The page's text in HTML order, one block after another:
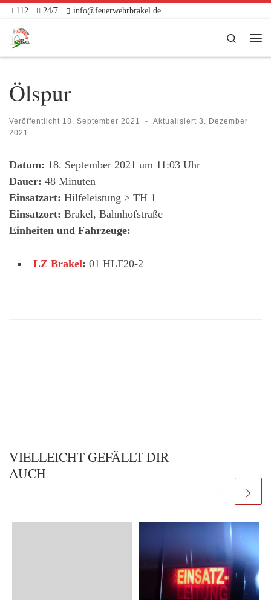
Zum Inhalt springen
112 24/7 info@feuerwehrbrakel.de
Search
Ölspur
Veröffentlicht 18. September 2021 - Aktualisiert 3. Dezember
2021
Datum: 18. September 2021 um 11:03 Uhr
Dauer: 48 Minuten
Einsatzart: Hilfeleistung > TH 1
Einsatzort: Brakel, Bahnhofstraße
Einheiten und Fahrzeuge:
LZ Brakel: 01 HLF20-2
VIELLEICHT GEFÄLLT DIR
AUCH